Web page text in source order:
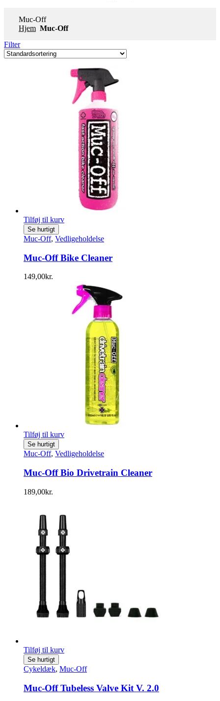
Muc-Off
Hjem Muc-Off
Filter
Tilføj til kurv
Se hurtigt
Muc-Off, Vedligeholdelse
Muc-Off Bike Cleaner
149,00kr.
Tilføj til kurv
Se hurtigt
Muc-Off, Vedligeholdelse
Muc-Off Bio Drivetrain Cleaner
189,00kr.
Tilføj til kurv
Se hurtigt
Cykeldæk, Muc-Off
Muc-Off Tubeless Valve Kit V. 2.0